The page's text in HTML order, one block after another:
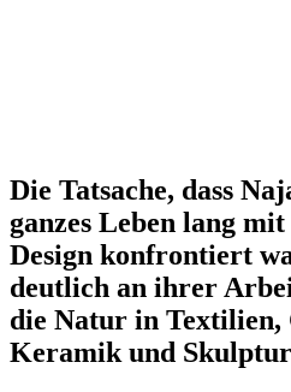
Stringente Optik und luxuriöse
Die Tatsache, dass
ganzes Leben lang mit
Design konfrontiert
deutlich an ihrer
die Natur in Textilien,
Keramik und